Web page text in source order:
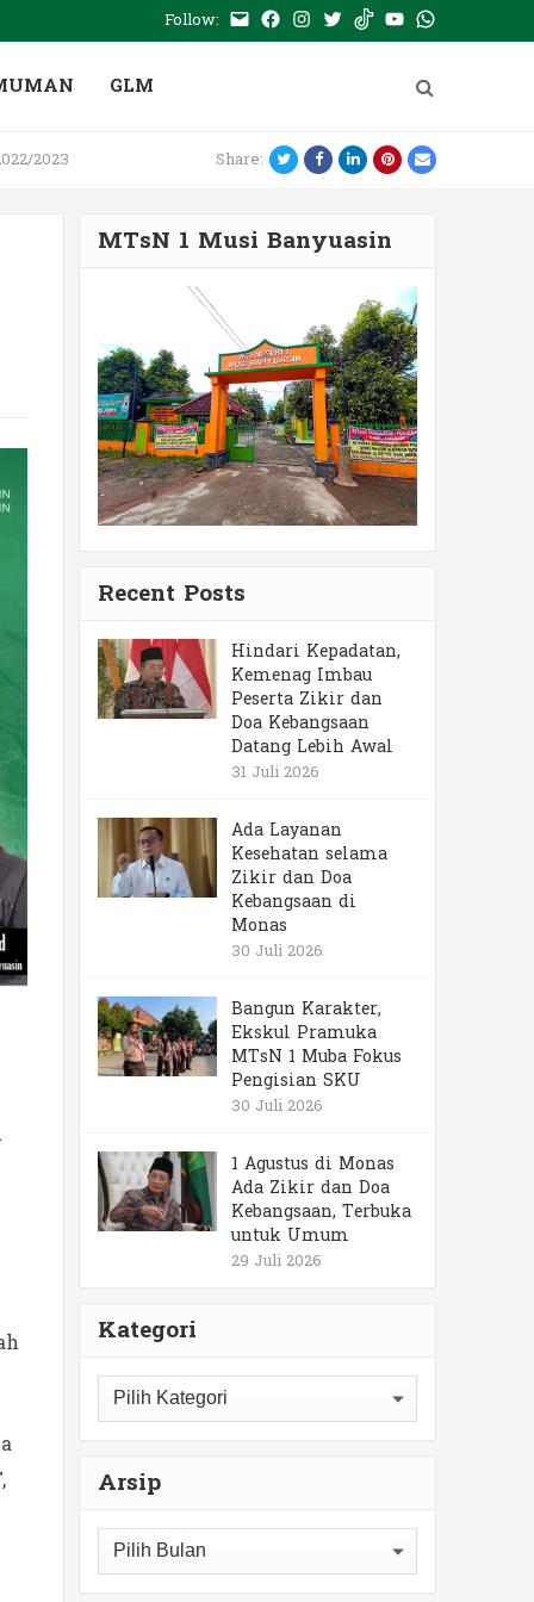
Follow: E- Facebook
Instagram
TwitterTiktokYoutubeWhatsApp
GLM
2023 Share: TwitterFacebookLinkedIn
Pinterest
Email
MTsN 1 Musi Banyuasin
Recent Posts
Hindari Kepadatan,
Kemenag Imbau
Peserta Zikir dan
Doa Kebangsaan
Datang Lebih Awal
31 Juli 2026
Ada Layanan
Kesehatan selama
Zikir dan Doa
Kebangsaan di
Monas
30 Juli 2026
Bangun Karakter,
Ekskul Pramuka
MTsN 1 Muba Fokus
Pengisian SKU
30 Juli 2026
1 Agustus di Monas
Ada Zikir dan Doa
Kebangsaan, Terbuka
untuk Umum
29 Juli 2026
Kategori
Kategori
Arsip
Arsip